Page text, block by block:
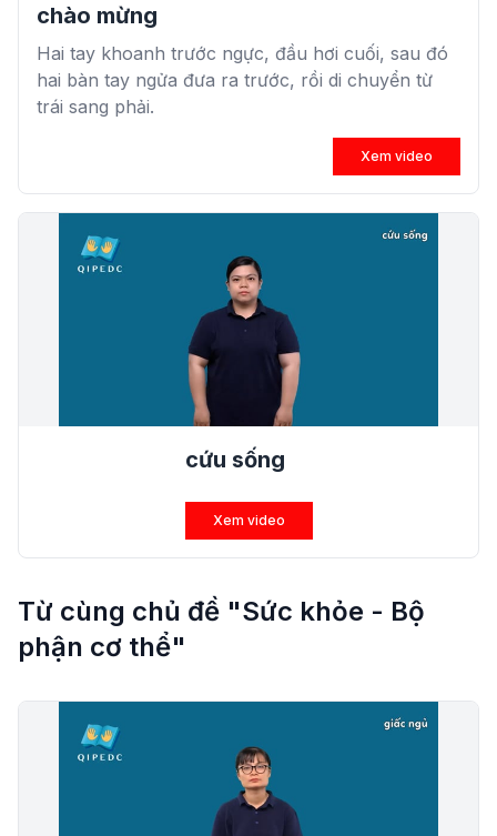
chào mừng
Hai tay khoanh trước ngực, đầu hơi cuối, sau đó
hai bàn tay ngửa đưa ra trước, rồi di chuyển từ
trái sang phải.
Xem video
cứu sống
Xem video
Từ cùng chủ đề "Sức khỏe - Bộ
phận cơ thể"